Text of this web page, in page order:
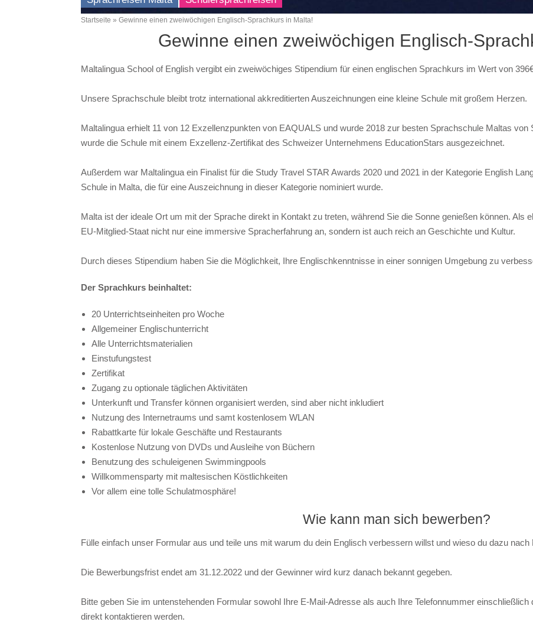
Startseite Gewinne einen zweiwöchigen Englisch-Sprachkurs in Malta!
Gewinne einen zweiwöchigen Englisch-
Maltalingua School of English vergibt ein zweiwöchiges Stipendium für einen englischen Sprachkurs im Wert von
Unsere Sprachschule bleibt trotz international akkreditierten Auszeichnungen eine kleine Schule mit großem Herzen.
Maltalingua erhielt 11 von 12 Exzellenzpunkten von EAQUALS und wurde 2018 zur besten Sprachschule Maltas
wurde die Schule mit einem Exzellenz-Zertifikat des Schweizer Unternehmens EducationStars ausgezeichnet.
Außerdem war Maltalingua ein Finalist für die Study Travel STAR Awards 2020 und 2021 in der Kategorie English
Schule in Malta, die für eine Auszeichnung in dieser Kategorie nominiert wurde.
Malta ist der ideale Ort um mit der Sprache direkt in Kontakt zu treten, während Sie die Sonne genießen können. Als
EU-Mitglied-Staat nicht nur eine immersive Spracherfahrung an, sondern ist auch reich an Geschichte und Kultur.
Durch dieses Stipendium haben Sie die Möglichkeit, Ihre Englischkenntnisse in einer sonnigen Umgebung zu
Der Sprachkurs beinhaltet:
20 Unterrichtseinheiten pro Woche
Allgemeiner Englischunterricht
Alle Unterrichtsmaterialien
Einstufungstest
Zertifikat
Zugang zu optionale täglichen Aktivitäten
Unterkunft und Transfer können organisiert werden, sind aber nicht inkludiert
Nutzung des Internetraums und samt kostenlosem WLAN
Rabattkarte für lokale Geschäfte und Restaurants
Kostenlose Nutzung von DVDs und Ausleihe von Büchern
Benutzung des schuleigenen Swimmingpools
Willkommensparty mit maltesischen Köstlichkeiten
Vor allem eine tolle Schulatmosphäre!
Wie kann man sich bewerben?
Fülle einfach unser Formular aus und teile uns mit warum du dein Englisch verbessern willst und wieso du dazu
Die Bewerbungsfrist endet am 31.12.2022 und der Gewinner wird kurz danach bekannt gegeben.
Bitte geben Sie im untenstehenden Formular sowohl Ihre E-Mail-Adresse als auch Ihre Telefonnummer
direkt kontaktieren werden.